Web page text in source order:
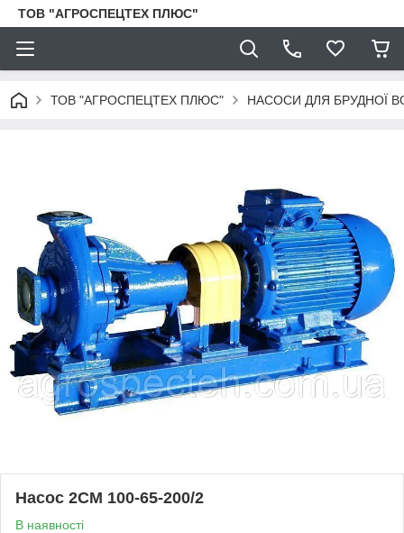
ТОВ "АГРОСПЕЦТЕХ ПЛЮС"
ТОВ "АГРОСПЕЦТЕХ ПЛЮС" НАСОСИ ДЛЯ БРУДНОЇ
Насос 2СМ 100-65-200/2
В наявності